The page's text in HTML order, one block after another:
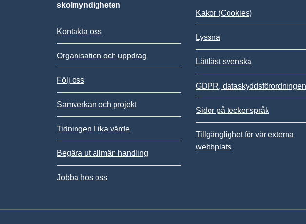
skolmyndigheten
Kontakta oss
Organisation och uppdrag
Följ oss
Samverkan och projekt
Tidningen Lika värde
Begära ut allmän handling
Jobba hos oss
Kakor (Cookies)
Lyssna
Lättläst svenska
GDPR, dataskyddsförordningen
Sidor på teckenspråk
Tillgänglighet för vår externa
webbplats